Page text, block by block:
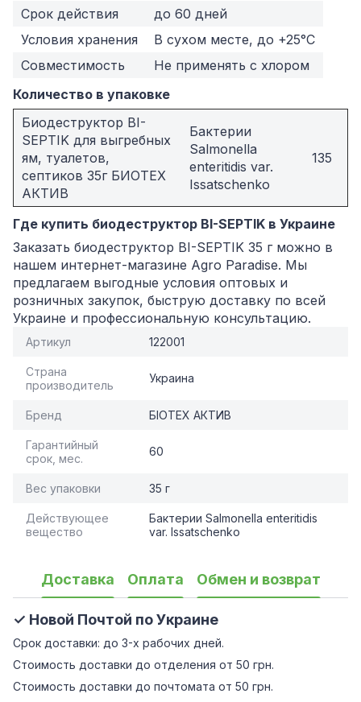
Срок действия
до 60 дней
Условия хранения
В сухом месте, до +25°C
Совместимость
Не применять с хлором
Количество в упаковке
Биодеструктор BI-
SEPTIK для выгребных
ям, туалетов,
септиков 35г БИОТЕХ
АКТИВ
Бактерии
Salmonella
enteritidis var.
Issatschenko
135
Где купить биодеструктор BI-SEPTIK в Украине
Заказать биодеструктор BI-SEPTIK 35 г можно в
нашем интернет-магазине Agro Paradise. Мы
предлагаем выгодные условия оптовых и
розничных закупок, быструю доставку по всей
Украине и профессиональную консультацию.
Артикул 122001
Страна
производитель
Украина
Бренд БІОТЕХ АКТИВ
Гарантийный
срок, мес.
60
Вес упаковки 35 г
Действующее
вещество
Бактерии Salmonella enteritidis
var. Issatschenko
Доставка Оплата Обмен и возврат
✓ Новой Почтой по Украине
Срок доставки: до 3-х рабочих дней.
Стоимость доставки до отделения от 50 грн.
Стоимость доставки до почтомата от 50 грн.